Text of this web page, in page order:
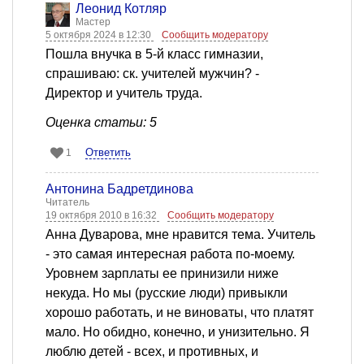
Леонид Котляр
Мастер
5 октября 2024 в 12:30
Сообщить модератору
Пошла внучка в 5-й класс гимназии,
спрашиваю: ск. учителей мужчин? -
Директор и учитель труда.
Оценка статьи: 5
1 Ответить
Антонина Бадретдинова
Читатель
19 октября 2010 в 16:32
Сообщить модератору
Анна Дуварова, мне нравится тема. Учитель
- это самая интересная работа по-моему.
Уровнем зарплаты ее принизили ниже
некуда. Но мы (русские люди) привыкли
хорошо работать, и не виноваты, что платят
мало. Но обидно, конечно, и унизительно. Я
люблю детей - всех, и противных, и